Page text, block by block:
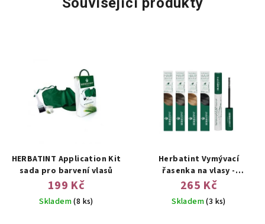
HERBATINT Application Kit
sada pro barvení vlasů
199 Kč
Skladem(8 ks)
Herbatint Vymývací
řasenka na vlasy -
Temporary Hair Touch Up
265 Kč
Skladem(3 ks)